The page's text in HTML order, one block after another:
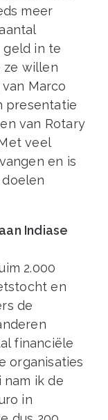
meer
geld in te
ze willen
Marco
presentatie
van Rotary
veel
en is
Indiase
2.000
en
de
financiële
organisaties
nam ik de
in